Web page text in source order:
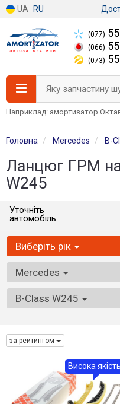
UA RU
(077)
(066)
(073)
Яку запчастину
Наприклад: амортизатор
Головна Mercedes B-
Ланцюг ГРМ
W245
Уточніть
автомобіль:
Виберіть рік
Mercedes
B-Class W245
за рейтингом
Висока